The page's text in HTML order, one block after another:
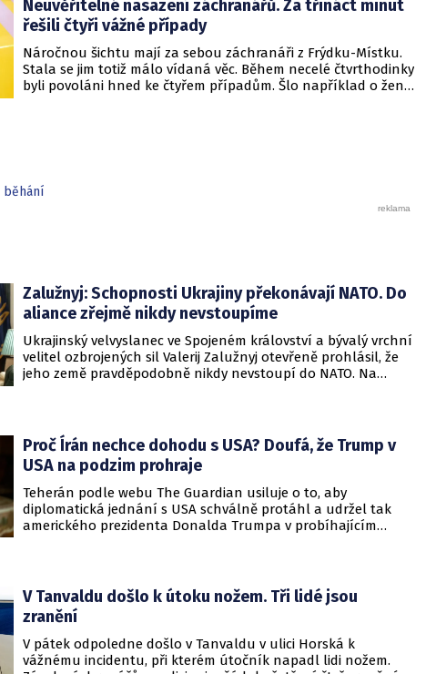
Neuvěřitelné nasazení záchranářů. Za třináct minut
řešili čtyři vážné případy
Náročnou šichtu mají za sebou záchranáři z Frýdku-Místku.
Stala se jim totiž málo vídaná věc. Během necelé čtvrthodinky
byli povoláni hned ke čtyřem případům. Šlo například o ženu
běhání
Zalužnyj: Schopnosti Ukrajiny překonávají NATO. Do
aliance zřejmě nikdy nevstoupíme
Ukrajinský velvyslanec ve Spojeném království a bývalý vrchní
velitel ozbrojených sil Valerij Zalužnyj otevřeně prohlásil, že
jeho země pravděpodobně nikdy nevstoupí do NATO. Na
nedosažitelné.
Proč Írán nechce dohodu s USA? Doufá, že Trump v
USA na podzim prohraje
Teherán podle webu The Guardian usiluje o to, aby
diplomatická jednání s USA schválně protáhl a udržel tak
amerického prezidenta Donalda Trumpa v probíhajícím
rukojmími za prezidenta Jimmyho Cartera.
V Tanvaldu došlo k útoku nožem. Tři lidé jsou
zranění
V pátek odpoledne došlo v Tanvaldu v ulici Horská k
vážnému incidentu, při kterém útočník napadl lidi nožem.